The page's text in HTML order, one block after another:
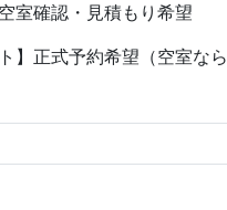
室確認・見積もり希望
】正式予約希望（空室な